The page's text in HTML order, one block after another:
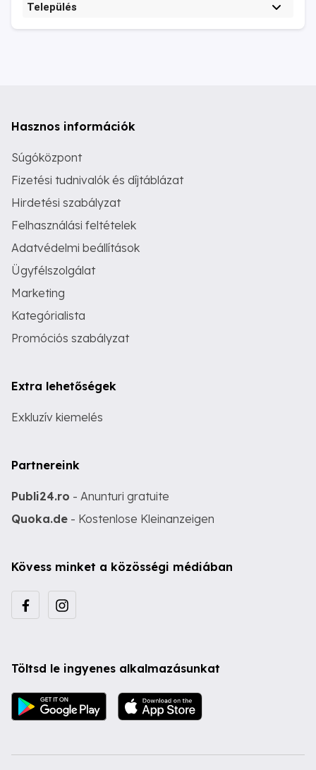
Település
Hasznos információk
Súgóközpont
Fizetési tudnivalók és díjtáblázat
Hirdetési szabályzat
Felhasználási feltételek
Adatvédelmi beállítások
Ügyfélszolgálat
Marketing
Kategórialista
Promóciós szabályzat
Extra lehetőségek
Exkluzív kiemelés
Partnereink
Publi24.ro - Anunturi gratuite
Quoka.de - Kostenlose Kleinanzeigen
Kövess minket a közösségi médiában
Töltsd le ingyenes alkalmazásunkat